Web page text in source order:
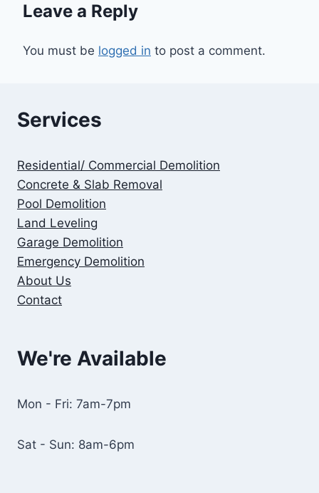
Leave a Reply
You must be logged in to post a comment.
Services
Residential/ Commercial Demolition
Concrete & Slab Removal
Pool Demolition
Land Leveling
Garage Demolition
Emergency Demolition
About Us
Contact
We're Available
Mon - Fri: 7am-7pm
Sat - Sun: 8am-6pm